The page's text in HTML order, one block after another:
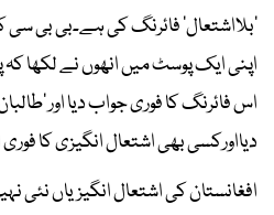
’بلااشتعال‘ فائرنگ کی ہے۔بی بی
اپنی ایک پوسٹ میں انھوں نے لکھا کہ
اس فائرنگ کا فوری جواب دیا اور
دیااورکسی بھی اشتعال انگیزی کا
افغانستان کی اشتعال انگیزیاں نئی